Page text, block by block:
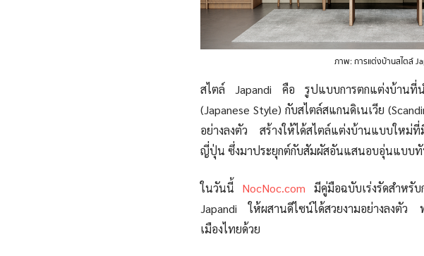
ภาพ: การแต่งบ้านสไตล์
สไตล์ Japandi คือ รูปแบบการตกแต่งบ้านที่น
(Japanese Style) กับสไตล์สแกนดิเนเวีย
อย่างลงตัว สร้างให้ได้สไตล์แต่งบ้านแบบใหม่ที่
ญี่ปุ่น ซึ่งมาประยุกต์กับสัมผัสอันแสนอบอุ่นแบบทั
ในวันนี้ NocNoc.com มีคู่มือฉบับเร่งรัดสำหรั
Japandi ให้ผสานดีไซน์ได้สวยงามอย่างลงตัว
เมืองไทยด้วย